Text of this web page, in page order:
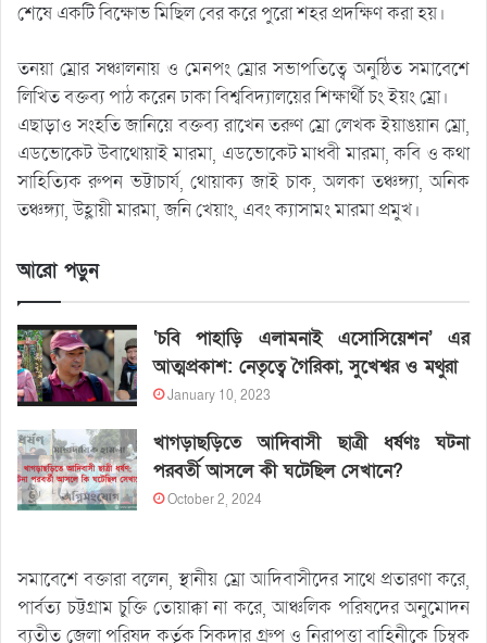
শেষে একটি বিক্ষোভ মিছিল বের করে পুরো শহর প্রদক্ষিণ করা হয়।
তনয়া ম্রোর সঞ্চালনায় ও মেনপং ম্রোর সভাপতিত্বে অনুষ্ঠিত সমাবেশে
লিখিত বক্তব্য পাঠ করেন ঢাকা বিশ্ববিদ্যালয়ের শিক্ষার্থী চং ইয়ং ম্রো।
এছাড়াও সংহতি জানিয়ে বক্তব্য রাখেন তরুণ ম্রো লেখক ইয়াঙয়ান ম্রো,
এডভোকেট উবাথোয়াই মারমা, এডভোকেট মাধবী মারমা, কবি ও কথা
সাহিত্যিক রুপন ভট্টাচার্য, থোয়াক্য জাই চাক, অলকা তঞ্চঙ্গ্যা, অনিক
তঞ্চঙ্গ্যা, উহ্লায়ী মারমা, জনি খেয়াং, এবং ক্যাসামং মারমা প্রমুখ।
আরো পড়ুন
‘চবি পাহাড়ি এলামনাই এসোসিয়েশন’ এর
আত্মপ্রকাশ: নেতৃত্বে গৈরিকা, সুখেশ্বর ও মথুরা
January 10, 2023
খাগড়াছড়িতে আদিবাসী ছাত্রী ধর্ষণঃ ঘটনা
পরবর্তী আসলে কী ঘটেছিল সেখানে?
October 2, 2024
সমাবেশে বক্তারা বলেন, স্থানীয় ম্রো আদিবাসীদের সাথে প্রতারণা করে,
পার্বত্য চট্টগ্রাম চুক্তি তোয়াক্কা না করে, আঞ্চলিক পরিষদের অনুমোদন
ব্যতীত জেলা পরিষদ কর্তৃক সিকদার গ্রুপ ও নিরাপত্তা বাহিনীকে চিম্বুক